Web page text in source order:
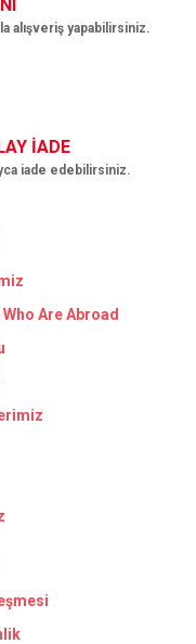
alışveriş yapabilirsiniz.
İADE
iade edebilirsiniz.
Are Abroad